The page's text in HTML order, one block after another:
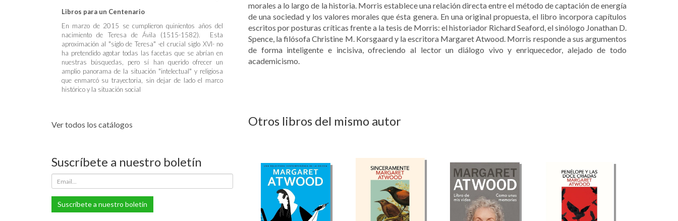
Libros para un Centenario
En marzo de 2015 se cumplieron quinientos años del
nacimiento de Teresa de Ávila (1515-1582). Esta
aproximación al "siglo de Teresa" -el crucial siglo XVI- no
ha pretendido agotar todas las facetas que se abrían en
nuestras búsquedas, pero sí han querido ofrecer un
amplio panorama de la situación "intelectual" y religiosa
que enmarcó su trayectoria, sin dejar de lado el marco
histórico y la situación social
Ver todos los catálogos
Suscríbete a nuestro boletín
Suscríbete a nuestro boletín
morales a lo largo de la historia. Morris establece una relación directa entre el método de captación de energía
de una sociedad y los valores morales que ésta genera. En una original propuesta, el libro incorpora capítulos
escritos por posturas críticas frente a la tesis de Morris: el historiador Richard Seaford, el sinólogo Jonathan D.
Spence, la filósofa Christine M. Korsgaard y la escritora Margaret Atwood. Morris responde a sus argumentos
de forma inteligente e incisiva, ofreciendo al lector un diálogo vivo y enriquecedor, alejado de todo
academicismo.
Otros libros del mismo autor